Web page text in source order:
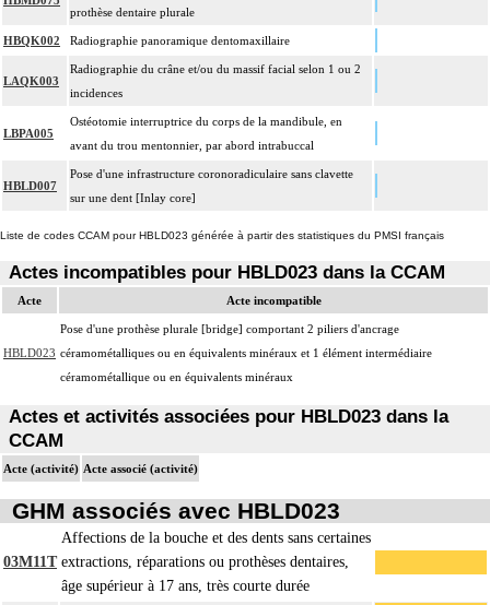
prothèse dentaire plurale
HBQK002 Radiographie panoramique dentomaxillaire
LAQK003
Radiographie du crâne et/ou du massif facial selon 1 ou 2
incidences
LBPA005
Ostéotomie interruptrice du corps de la mandibule, en
avant du trou mentonnier, par abord intrabuccal
HBLD007
Pose d'une infrastructure coronoradiculaire sans clavette
sur une dent [Inlay core]
Liste de codes CCAM pour HBLD023 générée à partir des statistiques du PMSI français
Actes incompatibles pour HBLD023 dans la CCAM
Acte Acte incompatible
HBLD023
Pose d'une prothèse plurale [bridge] comportant 2 piliers d'ancrage
céramométalliques ou en équivalents minéraux et 1 élément intermédiaire
céramométallique ou en équivalents minéraux
Actes et activités associées pour HBLD023 dans la
CCAM
Acte (activité) Acte associé (activité)
GHM associés avec HBLD023
03M11T
Affections de la bouche et des dents sans certaines
extractions, réparations ou prothèses dentaires,
âge supérieur à 17 ans, très courte durée